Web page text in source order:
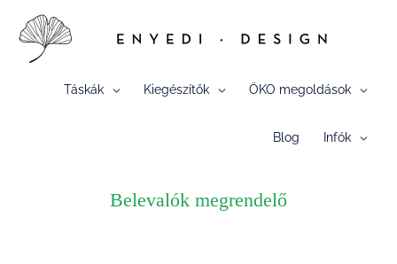
Táskák Kiegészítők ÖKO megoldások
Blog Infók
Belevalók megrendelő